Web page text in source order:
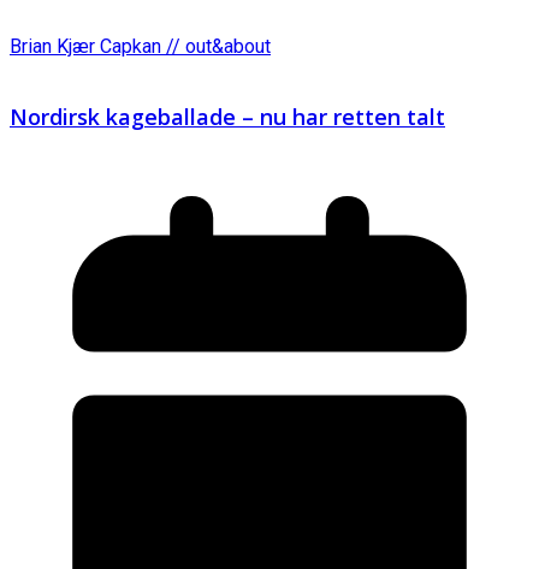
Brian Kjær Capkan // out&about
Nordirsk kageballade – nu har retten talt